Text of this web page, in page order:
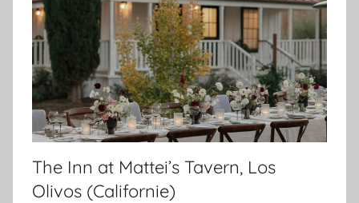
The Inn at Mattei’s Tavern, Los
Olivos (Californie)